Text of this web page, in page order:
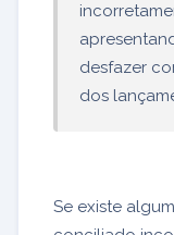
desfazer
dos
Se existe